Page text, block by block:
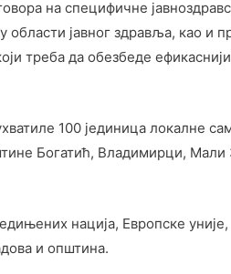
на специфичне
области јавног здравља, као
треба да обезбеде
100 јединица локалне
Богатић, Владимирци,
нација, Европске
и општина.